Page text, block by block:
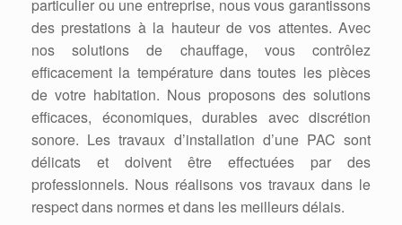
particulier ou une entreprise, nous vous garantissons
des prestations à la hauteur de vos attentes. Avec
nos solutions de chauffage, vous contrôlez
efficacement la température dans toutes les pièces
de votre habitation. Nous proposons des solutions
efficaces, économiques, durables avec discrétion
sonore. Les travaux d’installation d’une PAC sont
délicats et doivent être effectuées par des
professionnels. Nous réalisons vos travaux dans le
respect dans normes et dans les meilleurs délais.